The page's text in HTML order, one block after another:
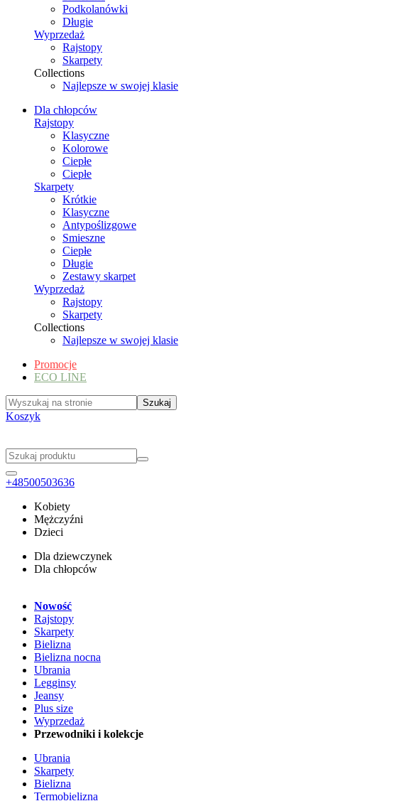
Podkolanówki
Długie
Wyprzedaż
Rajstopy
Skarpety
Collections
Najlepsze w swojej klasie
Dla chłopców
Rajstopy
Klasyczne
Kolorowe
Ciepłe
Ciepłe
Skarpety
Krótkie
Klasyczne
Antypoślizgowe
Smieszne
Ciepłe
Długie
Zestawy skarpet
Wyprzedaż
Rajstopy
Skarpety
Collections
Najlepsze w swojej klasie
Promocje
ECO LINE
Koszyk
+48500503636
Kobiety
Mężczyźni
Dzieci
Dla dziewczynek
Dla chłopców
Nowość
Rajstopy
Skarpety
Bielizna
Bielizna nocna
Ubrania
Legginsy
Jeansy
Plus size
Wyprzedaż
Przewodniki i kolekcje
Ubrania
Skarpety
Bielizna
Termobielizna